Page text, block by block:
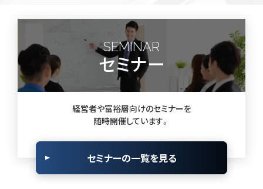
SEMINAR
セミナー
経営者や富裕層向けのセミナーを
随時開催しています。
セミナーの一覧を見る